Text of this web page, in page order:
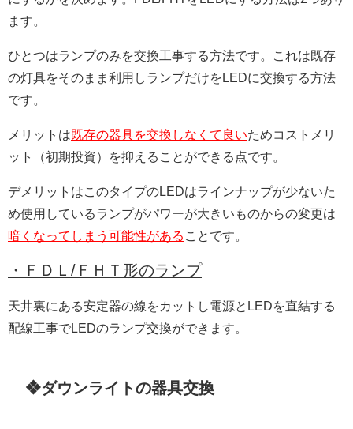
ます。
ひとつはランプのみを交換工事する方法です。これは既存
の灯具をそのまま利用しランプだけをLEDに交換する方法
です。
メリットは既存の器具を交換しなくて良いためコストメリ
ット（初期投資）を抑えることができる点です。
デメリットはこのタイプのLEDはラインナップが少ないた
め使用しているランプがパワーが大きいものからの変更は
暗くなってしまう可能性がある ことです。
・ＦＤＬ/ＦＨＴ形のランプ
天井裏にある安定器の線をカットし電源とLEDを直結する
配線工事でLEDのランプ交換ができます。
❖ダウンライトの器具交換